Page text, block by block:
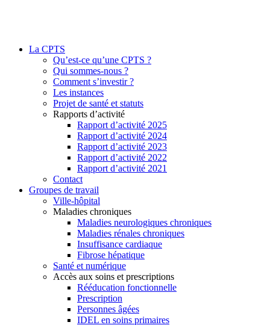
La CPTS
Qu’est-ce qu’une CPTS ?
Qui sommes-nous ?
Comment s’investir ?
Les instances
Projet de santé et statuts
Rapports d’activité
Rapport d’activité 2025
Rapport d’activité 2024
Rapport d’activité 2023
Rapport d’activité 2022
Rapport d’activité 2021
Contact
Groupes de travail
Ville-hôpital
Maladies chroniques
Maladies neurologiques chroniques
Maladies rénales chroniques
Insuffisance cardiaque
Fibrose hépatique
Santé et numérique
Accès aux soins et prescriptions
Rééducation fonctionnelle
Prescription
Personnes âgées
IDEL en soins primaires